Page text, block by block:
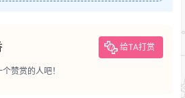
给TA打赏
赞赏的人吧！